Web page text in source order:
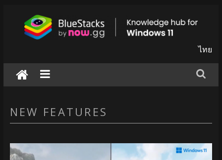
content
|
Knowledge
hub
windows
ไทย
NEW FEATURES